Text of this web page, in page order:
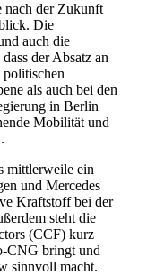
nach der Zukunft
Die
auch die
der Absatz an
als auch bei den
in Berlin
Mobilität und
mittlerweile ein
und Mercedes
Kraftstoff bei der
steht die
(CCF) kurz
CNG bringt und
sinnvoll macht.